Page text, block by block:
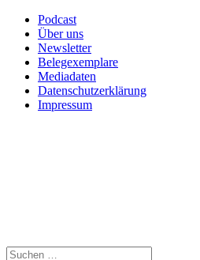
Podcast
Über uns
Newsletter
Belegexemplare
Mediadaten
Datenschutzerklärung
Impressum